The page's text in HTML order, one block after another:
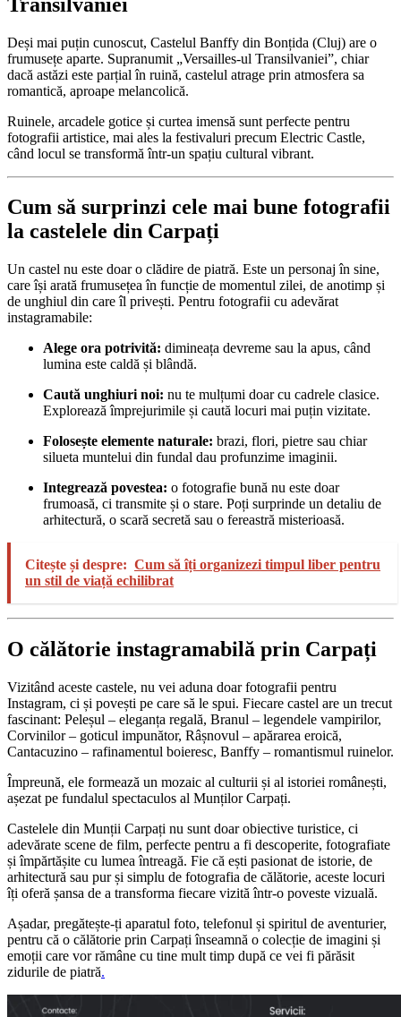
Deși mai puțin cunoscut, Castelul Banffy din Bonțida (Cluj) are o
frumusețe aparte. Supranumit „Versailles-ul Transilvaniei”, chiar
dacă astăzi este parțial în ruină, castelul atrage prin atmosfera sa
romantică, aproape melancolică.
Ruinele, arcadele gotice și curtea imensă sunt perfecte pentru
fotografii artistice, mai ales la festivaluri precum Electric Castle,
când locul se transformă într-un spațiu cultural vibrant.
Cum să surprinzi cele mai bune fotografii
la castelele din Carpați
Un castel nu este doar o clădire de piatră. Este un personaj în sine,
care își arată frumusețea în funcție de momentul zilei, de anotimp și
de unghiul din care îl privești. Pentru fotografii cu adevărat
instagramabile:
Alege ora potrivită: dimineața devreme sau la apus, când
lumina este caldă și blândă.
Caută unghiuri noi: nu te mulțumi doar cu cadrele clasice.
Explorează împrejurimile și caută locuri mai puțin vizitate.
Folosește elemente naturale: brazi, flori, pietre sau chiar
silueta muntelui din fundal dau profunzime imaginii.
Integrează povestea: o fotografie bună nu este doar
frumoasă, ci transmite și o stare. Poți surprinde un detaliu de
arhitectură, o scară secretă sau o fereastră misterioasă.
Citește și despre: Cum să îți organizezi timpul liber pentru
un stil de viață echilibrat
O călătorie instagramabilă prin Carpați
Vizitând aceste castele, nu vei aduna doar fotografii pentru
Instagram, ci și povești pe care să le spui. Fiecare castel are un trecut
fascinant: Peleșul – eleganța regală, Branul – legendele vampirilor,
Corvinilor – goticul impunător, Râșnovul – apărarea eroică,
Cantacuzino – rafinamentul boieresc, Banffy – romantismul ruinelor.
Împreună, ele formează un mozaic al culturii și al istoriei românești,
așezat pe fundalul spectaculos al Munților Carpați.
Castelele din Munții Carpați nu sunt doar obiective turistice, ci
adevărate scene de film, perfecte pentru a fi descoperite, fotografiate
și împărtășite cu lumea întreagă. Fie că ești pasionat de istorie, de
arhitectură sau pur și simplu de fotografia de călătorie, aceste locuri
îți oferă șansa de a transforma fiecare vizită într-o poveste vizuală.
Așadar, pregătește-ți aparatul foto, telefonul și spiritul de aventurier,
pentru că o călătorie prin Carpați înseamnă o colecție de imagini și
emoții care vor rămâne cu tine mult timp după ce vei fi părăsit
zidurile de piatră.